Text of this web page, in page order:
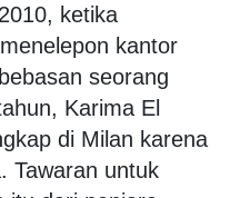
ketika
kantor
seorang
Karima El
di Milan karena
Tawaran untuk